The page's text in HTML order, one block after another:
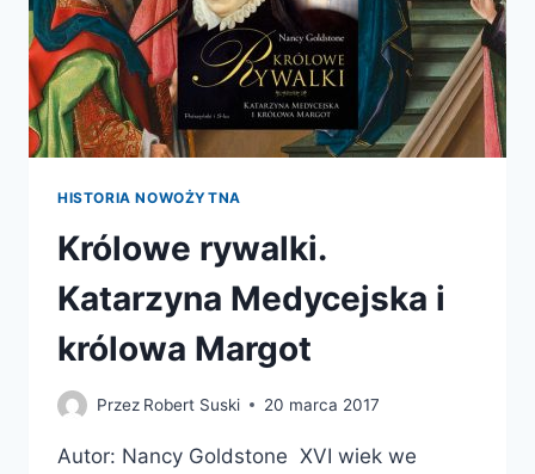
HISTORIA NOWOŻYTNA
Królowe rywalki.
Katarzyna Medycejska i
królowa Margot
Przez Robert Suski 20 marca 2017
Autor: Nancy Goldstone XVI wiek we